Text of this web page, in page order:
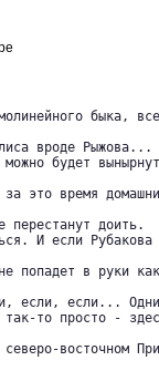
быка,
вроде Рыжова...
будет
это время
перестанут доить.
И если Рубакова
попадет в руки
если, если...
то просто -
восточном